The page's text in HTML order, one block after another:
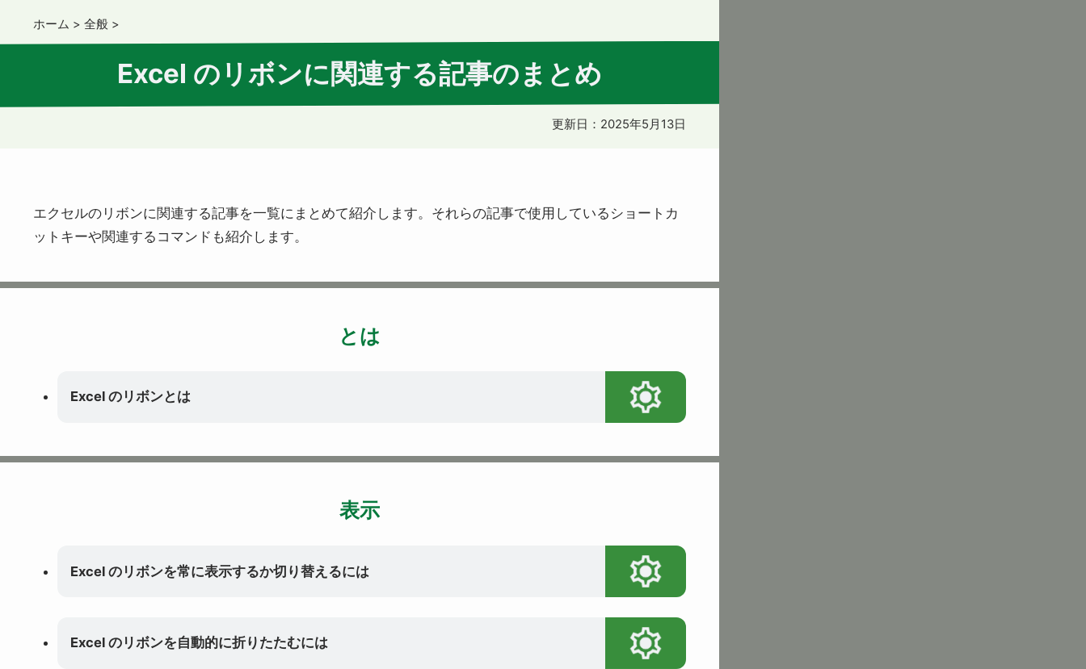
ホーム >全般 >
Excel のリボンに関連する記事のまとめ
更新日： 2025年5月13日
エクセルのリボンに関連する記事を一覧にまとめて紹介します。それらの記事で使用しているショートカ
ットキーや関連するコマンドも紹介します。
とは
Excel のリボンとは
表示
Excel のリボンを常に表示するか切り替えるには
Excel のリボンを自動的に折りたたむには